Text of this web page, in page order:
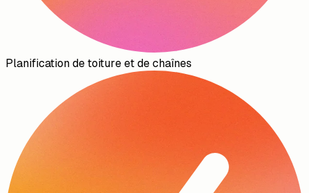
Planification de toiture et de chaînes